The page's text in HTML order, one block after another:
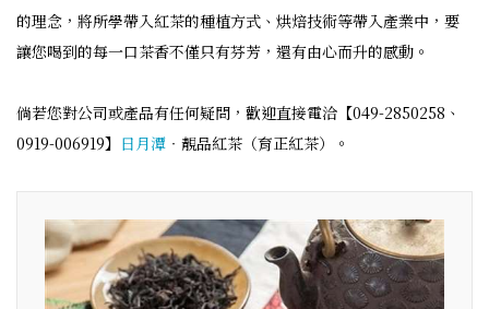
的理念，將所學帶入紅茶的種植方式、烘焙技術等帶入產業中，要
讓您喝到的每一口茶香不僅只有芬芳，還有由心而升的感動。
倘若您對公司或產品有任何疑問，歡迎直接電洽【049-2850258、
0919-006919】 日月潭 ‧靚品紅茶（育正紅茶）。